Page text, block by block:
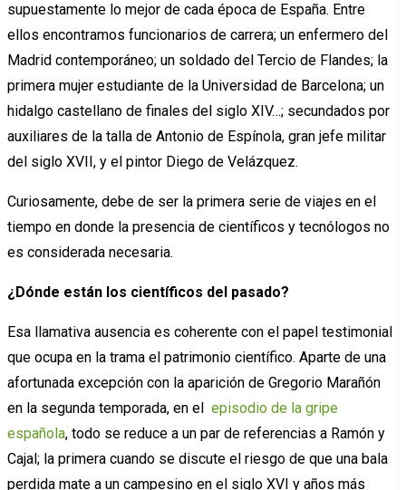
supuestamente lo mejor de cada época de España. Entre
ellos encontramos funcionarios de carrera; un enfermero del
Madrid contemporáneo; un soldado del Tercio de Flandes; la
primera mujer estudiante de la Universidad de Barcelona; un
hidalgo castellano de finales del siglo XIV…; secundados por
auxiliares de la talla de Antonio de Espínola, gran jefe militar
del siglo XVII, y el pintor Diego de Velázquez.
Curiosamente, debe de ser la primera serie de viajes en el
tiempo en donde la presencia de científicos y tecnólogos no
es considerada necesaria.
¿Dónde están los científicos del pasado?
Esa llamativa ausencia es coherente con el papel testimonial
que ocupa en la trama el patrimonio científico. Aparte de una
afortunada excepción con la aparición de Gregorio Marañón
en la segunda temporada, en el episodio de la gripe
española, todo se reduce a un par de referencias a Ramón y
Cajal; la primera cuando se discute el riesgo de que una bala
perdida mate a un campesino en el siglo XVI y años más